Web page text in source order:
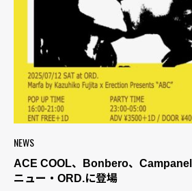
NEWS
ACE COOL、Bonbero、
ニュー・ORD.に登場